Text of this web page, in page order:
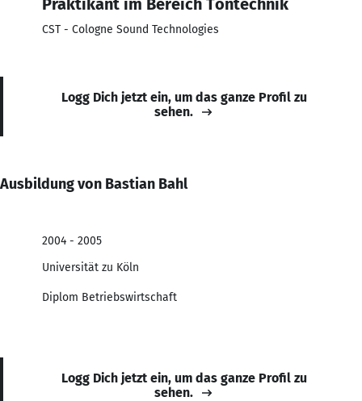
CST - Cologne Sound Technologies
Logg Dich jetzt ein, um das ganze Profil zu
sehen.
Ausbildung von Bastian Bahl
2004 - 2005
Universität zu Köln
Diplom Betriebswirtschaft
Logg Dich jetzt ein, um das ganze Profil zu
sehen.